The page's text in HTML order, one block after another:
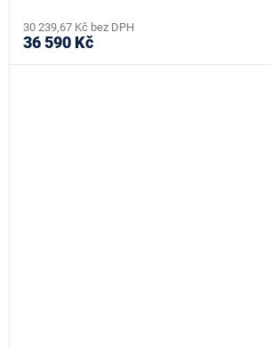
30 239,67 Kč bez DPH
36 590 Kč